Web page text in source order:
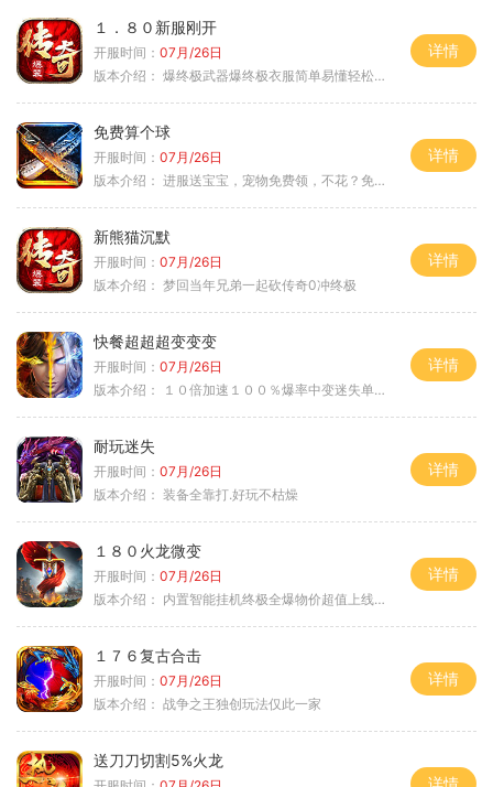
１．８０新服刚开
开服时间： 07月/26日
版本介绍： 爆终极武器爆终极衣服简单易懂轻松满级
详情
免费算个球
开服时间： 07月/26日
版本介绍： 进服送宝宝，宠物免费领，不花？免费通关！
详情
新熊猫沉默
开服时间： 07月/26日
版本介绍： 梦回当年兄弟一起砍传奇0冲终极
详情
快餐超超超变变变
开服时间： 07月/26日
版本介绍：
１０倍加速１００％爆率中变迷失单职业
详情
耐玩迷失
开服时间： 07月/26日
版本介绍： 装备全靠打.好玩不枯燥
详情
１８０火龙微变
开服时间： 07月/26日
版本介绍： 内置智能挂机终极全爆物价超值上线送神器
详情
１７６复古合击
开服时间： 07月/26日
版本介绍： 战争之王独创玩法仅此一家
详情
送刀刀切割5%火龙
详情